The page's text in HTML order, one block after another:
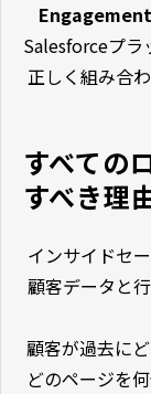
Salesforceプラ
正しく組み合
すべての
すべき理
インサイドセ
顧客データと
顧客が過去に
どのページを